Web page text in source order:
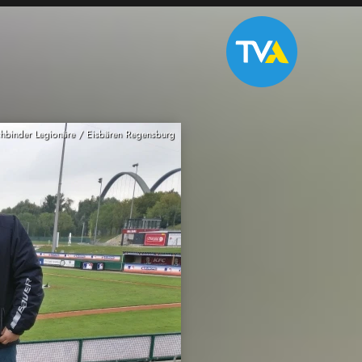
Legionäre / Eisbären Regensburg